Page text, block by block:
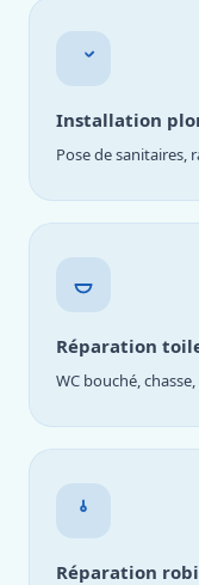
Installation
Pose de sanitaires,
Réparation
WC bouché,
Réparation